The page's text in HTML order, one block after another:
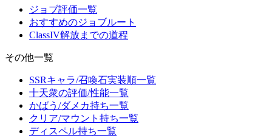
ジョブ評価一覧
おすすめのジョブルート
ClassIV解放までの道程
その他一覧
SSRキャラ/召喚石実装順一覧
十天衆の評価/性能一覧
かばう/ダメカ持ち一覧
クリア/マウント持ち一覧
ディスペル持ち一覧